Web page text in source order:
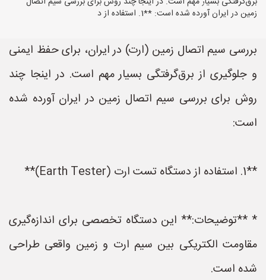
زمین در ایران آورده شده است: **1. استفاده از د
بررسی سیم اتصال زمین (ارت) در ایران، برای حفظ ایمنی
و جلوگیری از برق‌گرفتگی بسیار مهم است. در اینجا چند
روش برای بررسی سیم اتصال زمین در ایران آورده شده
است:
**1. استفاده از دستگاه تست ارت (Earth Tester)**
* **توضیحات:** این دستگاه تخصصی برای اندازه‌گیری
مقاومت الکتریکی بین سیم ارت و زمین واقعی طراحی
شده است.